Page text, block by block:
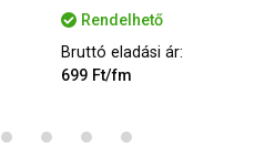
Rendelhető
Bruttó eladási ár:
699 Ft/fm